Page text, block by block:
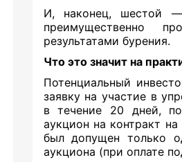
И, наконец, шестой —
преимущественно
результатами бурения.
Что это значит на
Потенциальный
заявку на участие в
в течение 20 дней,
аукцион на контракт
был допущен только
аукциона (при оплате